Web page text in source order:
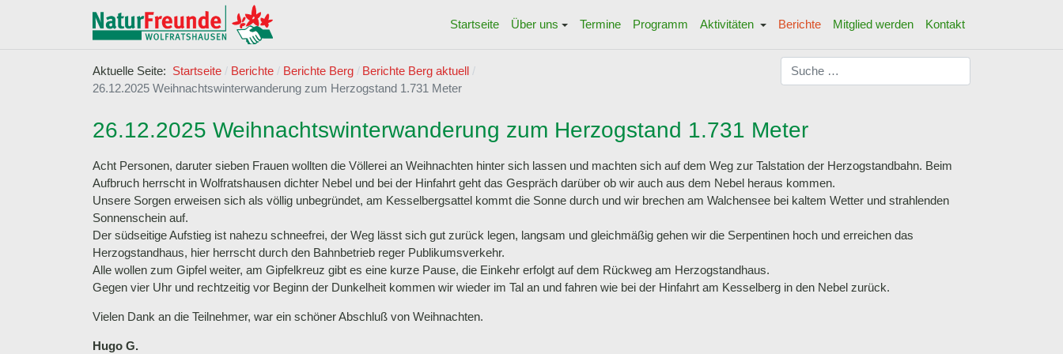
Startseite Über uns Termine Programm Aktivitäten Berichte Mitglied werden Kontakt
Aktuelle Seite: Startseite Berichte Berichte Berg
Berichte Berg aktuell
26.12.2025 Weihnachtswinterwanderung zum Herzogstand 1.731 Meter
Suchen
26.12.2025 Weihnachtswinterwanderung zum Herzogstand 1.731 Meter
Acht Personen, daruter sieben Frauen wollten die Völlerei an Weihnachten hinter sich lassen und machten sich auf dem Weg zur Talstation der Herzogstandbahn. Beim
Aufbruch herrscht in Wolfratshausen dichter Nebel und bei der Hinfahrt geht das Gespräch darüber ob wir auch aus dem Nebel heraus kommen.
Unsere Sorgen erweisen sich als völlig unbegründet, am Kesselbergsattel kommt die Sonne durch und wir brechen am Walchensee bei kaltem Wetter und strahlenden
Sonnenschein auf.
Der südseitige Aufstieg ist nahezu schneefrei, der Weg lässt sich gut zurück legen, langsam und gleichmäßig gehen wir die Serpentinen hoch und erreichen das
Herzogstandhaus, hier herrscht durch den Bahnbetrieb reger Publikumsverkehr.
Alle wollen zum Gipfel weiter, am Gipfelkreuz gibt es eine kurze Pause, die Einkehr erfolgt auf dem Rückweg am Herzogstandhaus.
Gegen vier Uhr und rechtzeitig vor Beginn der Dunkelheit kommen wir wieder im Tal an und fahren wie bei der Hinfahrt am Kesselberg in den Nebel zurück.
Vielen Dank an die Teilnehmer, war ein schöner Abschluß von Weihnachten.
Hugo G.